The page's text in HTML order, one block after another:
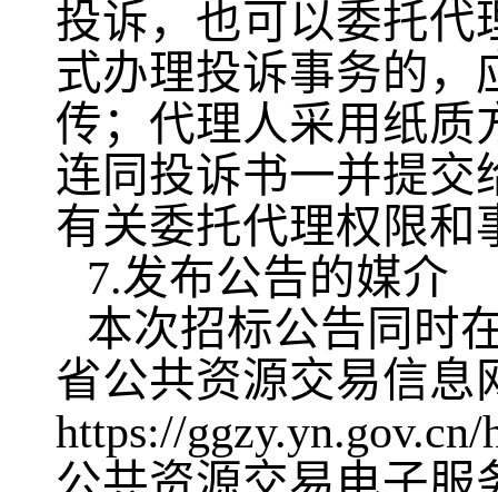
投诉，也可以委托代
式办理投诉事务的，
传；代理人采用纸质
连同投诉书一并提交
有关委托代理权限和
7.发布公告的媒介
本次招标公告同时
省公共资源交易信息
https://